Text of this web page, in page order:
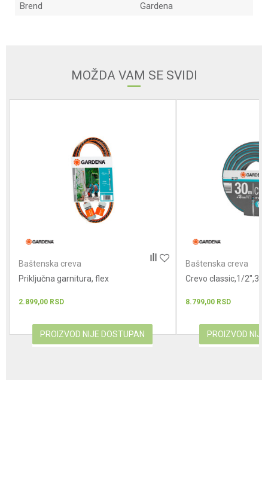
Brend
Gardena
MOŽDA VAM SE SVIDI
Baštenska creva
Priključna garnitura, flex
2.899,00 RSD
PROIZVOD NIJE DOSTUPAN
Baštenska creva
Crevo classic,1/
8.799,00 RSD
PROIZVOD